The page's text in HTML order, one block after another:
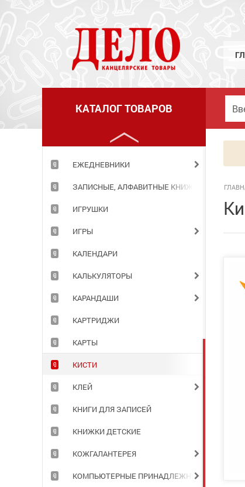
КАТАЛОГ ТОВАРОВ
ГРИФЕЛИ
ГУАШЬ
ДЫРОКОЛЫ
ЕЖЕДНЕВНИКИ
ЗАПИСНЫЕ, АЛФАВИТНЫЕ КНИЖКИ
ИГРУШКИ
ИГРЫ
КАЛЕНДАРИ
КАЛЬКУЛЯТОРЫ
КАРАНДАШИ
КАРТРИДЖИ
КАРТЫ
КИСТИ
КЛЕЙ
КНИГИ ДЛЯ ЗАПИСЕЙ
КНИЖКИ ДЕТСКИЕ
КОЖГАЛАНТЕРЕЯ
КОМПЬЮТЕРНЫЕ ПРИНАДЛЕЖНОСТИ